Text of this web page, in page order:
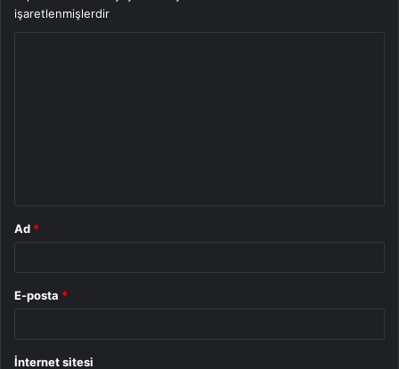
işaretlenmişlerdir
Ad *
E-posta *
İnternet sitesi